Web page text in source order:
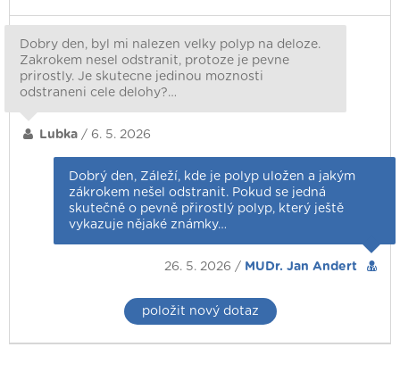
Dobry den, byl mi nalezen velky polyp na deloze.
Zakrokem nesel odstranit, protoze je pevne
prirostly. Je skutecne jedinou moznosti
odstraneni cele delohy?…
Lubka / 6. 5. 2026
Dobrý den, Záleží, kde je polyp uložen a jakým
zákrokem nešel odstranit. Pokud se jedná
skutečně o pevně přirostlý polyp, který ještě
vykazuje nějaké známky…
26. 5. 2026 / MUDr. Jan Andert
položit nový dotaz